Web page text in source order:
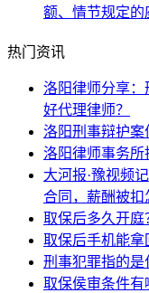
额、情节规定的
热门资讯
洛阳律师分享
好代理律师？
洛阳刑事辩护案
洛阳律师事务所
大河报·豫视频
合同，薪酬被扣
取保后多久开庭
取保后手机能拿
刑事犯罪指的是
取保侯审条件有